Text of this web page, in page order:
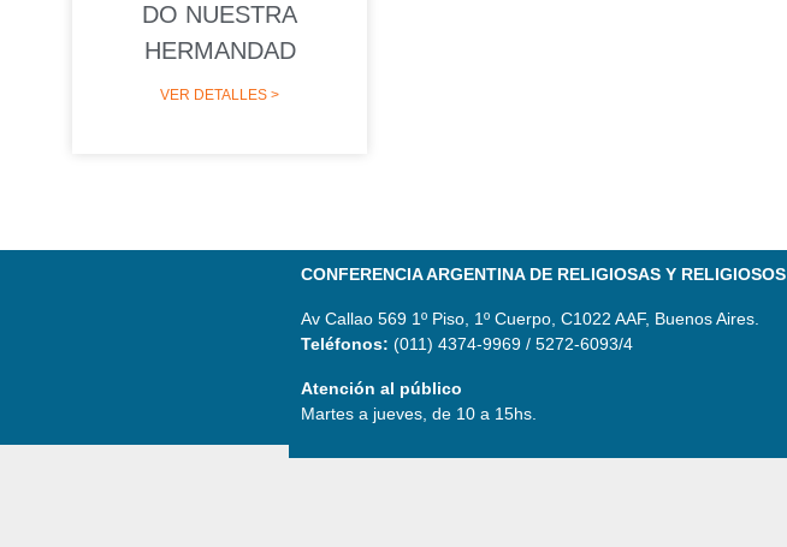
DO NUESTRA
HERMANDAD
VER DETALLES >
CONFERENCIA ARGENTINA DE RELIGIOSAS Y RELIGIOSOS
Av Callao 569 1º Piso, 1º Cuerpo, C1022 AAF, Buenos Aires.
Teléfonos: (011) 4374-9969 / 5272-6093/4
Atención al público
Martes a jueves, de 10 a 15hs.